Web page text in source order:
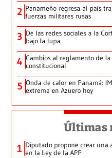
2 Panameño regresa al país
fuerzas militares rusas
3 De las redes sociales a la
bajo la lupa
4 Cambios al reglamento de
constitucional
5 Onda de calor en Panamá:
extrema en Azuero hoy
Últimas
1 Diputado propone crear
en la Ley de la APP